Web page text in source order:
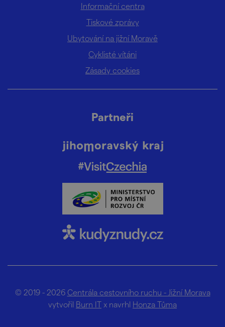
Informační centra
Tiskové zprávy
Ubytování na jižní Moravě
Cyklisté vítáni
Zásady cookies
Partneři
© 2019 - 2026 Centrála cestovního ruchu - Jižní Morava
vytvořil Burn IT x navrhl Honza Tůma